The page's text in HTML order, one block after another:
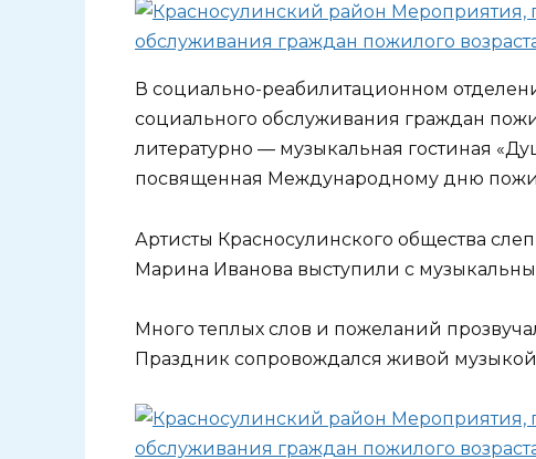
В социально-реабилитационном
социального обслуживания граждан
литературно — музыкальная гостиная
посвященная Международному дню
Артисты Красносулинского общества
Марина Иванова выступили с
Много теплых слов и пожеланий
Праздник сопровождался живой